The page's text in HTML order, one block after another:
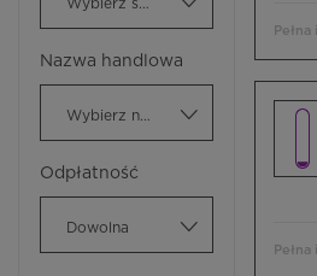
Nazwa handlowa
Odpłatność
Dowolna